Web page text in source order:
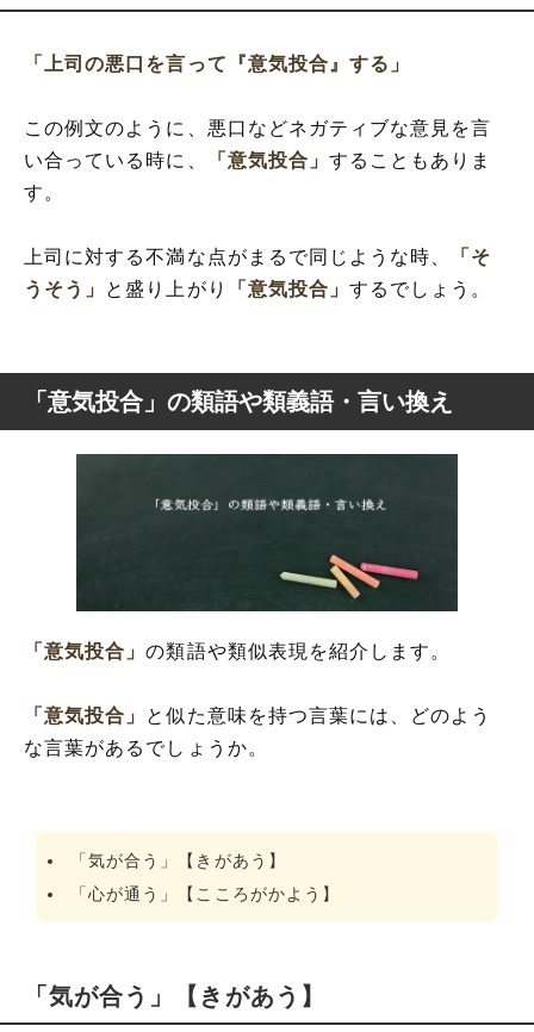
「上司の悪口を言って『意気投合』する」
この例文のように、悪口などネガティブな意見を言
い合っている時に、
「意気投合」することもありま
す。
上司に対する不満な点がまるで同じような時、
「そ
うそう」
と盛り上がり 「意気投合」するでしょう。
「意気投合」の類語や類義語・言い換え
「意気投合」の類語や類似表現を紹介します。
「意気投合」 と似た意味を持つ言葉には、どのよう
な言葉があるでしょうか。
「気が合う」【きがあう】
「心が通う」【こころがかよう】
「気が合う」【きがあう】